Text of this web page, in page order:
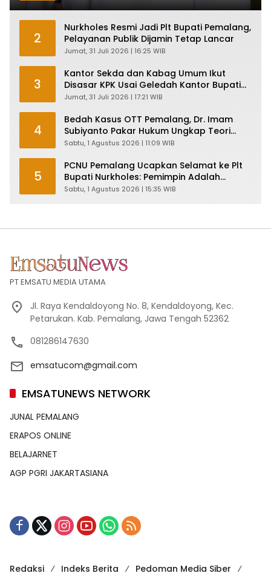
2
Nurkholes Resmi Jadi Plt Bupati Pemalang,
Pelayanan Publik Dijamin Tetap Lancar
Jumat, 31 Juli 2026 | 16:25 WIB
3
Kantor Sekda dan Kabag Umum Ikut
Disasar KPK Usai Geledah Kantor Bupati
Pemalang
Jumat, 31 Juli 2026 | 17:21 WIB
4
Bedah Kasus OTT Pemalang, Dr. Imam
Subiyanto Pakar Hukum Ungkap Teori
Penyertaan KPK
Sabtu, 1 Agustus 2026 | 11:09 WIB
5
PCNU Pemalang Ucapkan Selamat ke Plt
Bupati Nurkholes: Pemimpin Adalah
Pelayan Rakyat!
Sabtu, 1 Agustus 2026 | 15:35 WIB
PT EMSATU MEDIA UTAMA
Jl. Raya Kendaldoyong No. 8, Kendaldoyong, Kec.
Petarukan. Kab. Pemalang, Jawa Tengah 52362
081286147630
emsatucom@gmail.com
EMSATUNEWS NETWORK
JUNAL PEMALANG
ERAPOS ONLINE
BELAJARNET
AGP PGRI JAKARTASIANA
Redaksi Indeks Berita Pedoman Media Siber